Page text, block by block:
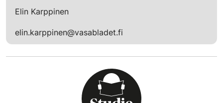
Elin Karppinen
elin.karppinen@vasabladet.fi